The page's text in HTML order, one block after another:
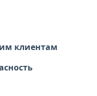
клиентам